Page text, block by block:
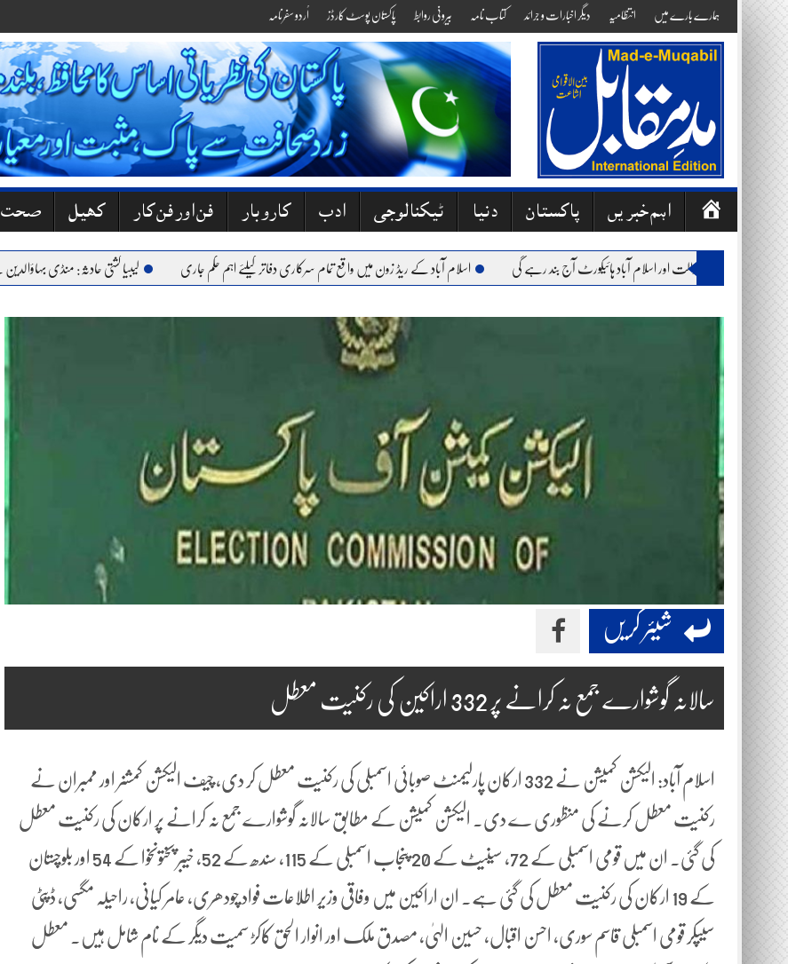
to
content
ہمارے بارے میں انتظامیہ دیگر اخبارات و جرائد کتاب نامہ بیرونی روابط پاکستان پوسٹ کارڈز اُردو سفرنامہ
ص
ف
ہ
ا
اہم خبریں پاکستان دنیا ٹیکنالوجی ادب کاروبار فن اور فن کار کھیل صحت
وفاقی آئینی عدالت اور اسلام آباد ہائیکورٹ آج بند رہے گی اسلام آباد کے ریڈ زون میں واقع تمام سرکاری دفاتر کیلئے اہم حکم جاری لیبیا کشتی حادثہ: منڈی بہاؤالدین کے 6 نوجوان جاں بحق، گھروں میں کہرام
شیئر کریں
سالانہ گوشوارے جمع نہ کرانے پر 332 اراکین کی رکنیت معطل
اسلام آباد: الیکشن کمیشن نے 332 ارکان پارلیمنٹ صوبائی اسمبلی کی رکنیت معطل کر دی، چیف الیکشن کمشنر اور ممبران نے
رکنیت معطل کرنے کی منظوری ے دی۔ الیکشن کمیشن کے مطابق سالانہ گوشوارے جمع نہ کرانے پر ارکان کی رکنیت معطل
کی گئی۔ ان میں قومی اسمبلی کے 72، سینیٹ کے 20 پنجاب اسمبلی کے 115، سندھ کے 52، خیبر پختونخوا کے 54 اور بلوچستان
کے 19 ارکان کی رکنیت معطل کی گئی ہے۔ ان اراکین میں وفاقی وزیر اطلاعات فواد چودھری، عامر کیانی، راحیلہ مگسی، ڈپٹی
سیپکر قومی اسمبلی قاسم سوری، احسن اقبال، حسین الہیٰ، مصدق ملک اور انوار الحق کاکڑ سمیت دیگر کے نام شامل ہیں۔ معطل